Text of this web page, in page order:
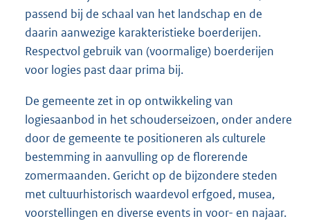
passend bij de schaal van het landschap en de
daarin aanwezige karakteristieke boerderijen.
Respectvol gebruik van (voormalige) boerderijen
voor logies past daar prima bij.
De gemeente zet in op ontwikkeling van
logiesaanbod in het schouderseizoen, onder andere
door de gemeente te positioneren als culturele
bestemming in aanvulling op de florerende
zomermaanden. Gericht op de bijzondere steden
met cultuurhistorisch waardevol erfgoed, musea,
voorstellingen en diverse events in voor- en najaar.